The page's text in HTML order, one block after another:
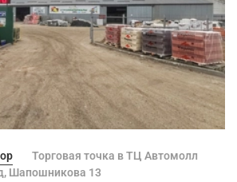
Торговая точка в ТЦ Автомолл
Шапошникова 13